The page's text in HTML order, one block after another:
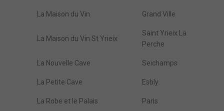
La Maison du Vin Grand Ville
La Maison du Vin St Yrieix
Saint Yrieix La
Perche
La Nouvelle Cave Seichamps
La Petite Cave Esbly
La Robe et le Palais Paris